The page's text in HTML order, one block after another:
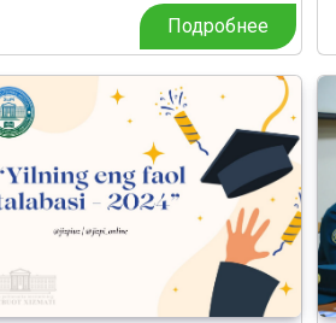
Подробнее